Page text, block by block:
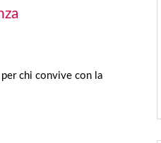
chi convive con la